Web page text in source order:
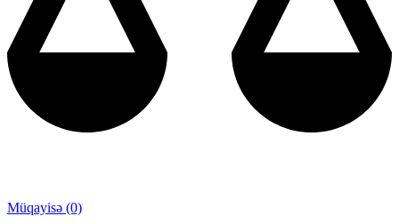
Müqayisə (0)